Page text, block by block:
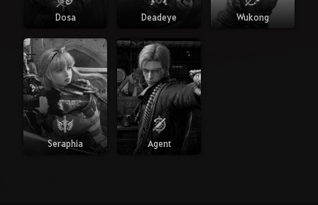
Dosa Deadeye Wukong
Seraphia Agent